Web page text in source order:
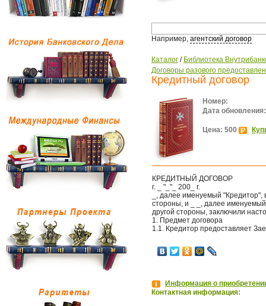
Например, агентский договор
Каталог / Библиотека
Договоры разового
Кредитный договор
Номер:
Дата обновления:
Цена: 500
КРЕДИТНЫЙ ДОГОВОР
г. _ "_"_ 200_ г.
_, далее именуемый
стороны, и _ _, далее
другой стороны, заключили
1. Предмет договора
1.1. Кредитор предоставляет
Информация о
Контактная информация: